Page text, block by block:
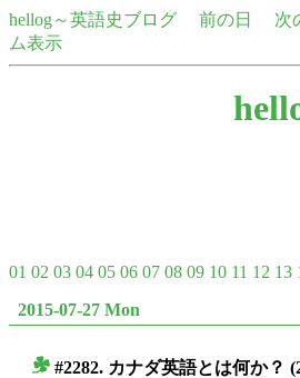
hellog～英語史ブログ 前の日 次
ム表示
01 02 03 04 05 06 07 08 09 10 11 12 13
2015-07-27 Mon
#2282. カナダ英語とは何か？